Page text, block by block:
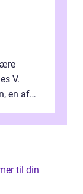
V.
en af
til din